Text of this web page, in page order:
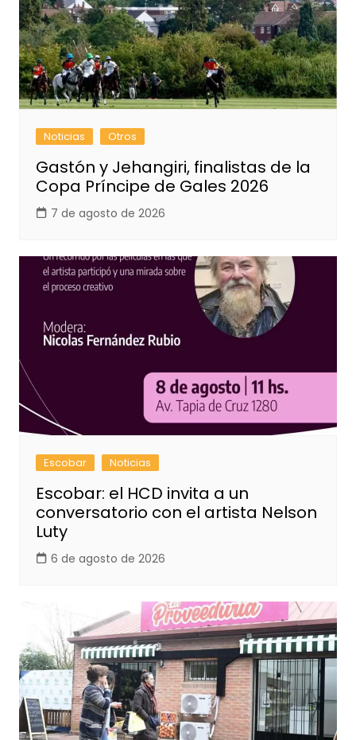
Noticias Otros
Gastón y Jehangiri, finalistas de la
Copa Príncipe de Gales 2026
7 de agosto de 2026
Escobar Noticias
Escobar: el HCD invita a un
conversatorio con el artista Nelson
Luty
6 de agosto de 2026